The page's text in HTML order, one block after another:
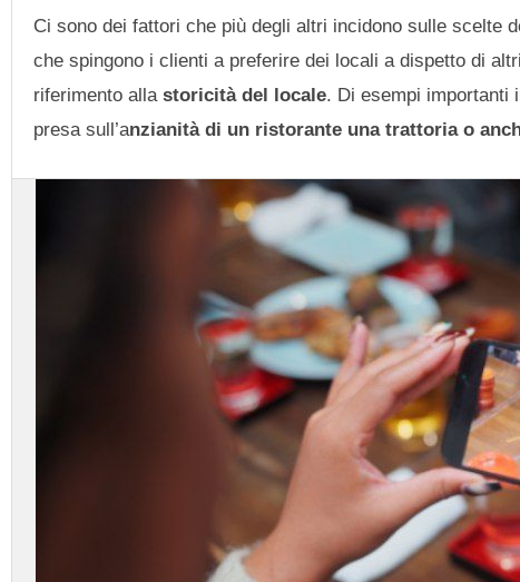
Ci sono dei fattori che più degli altri incidono sulle scelte
che spingono i clienti a preferire dei locali a dispetto di
riferimento allastoricità del locale. Di esempi importanti
presa sull’anzianità di un ristorante una trattoria o